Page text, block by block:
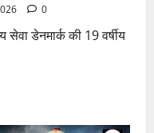
0
डेनमार्क की 19 वर्षीय